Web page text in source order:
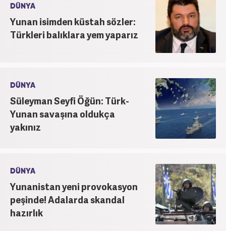
DÜNYA
Yunan isimden küstah sözler:
Türkleri balıklara yem yaparız
DÜNYA
Süleyman Seyfi Öğün: Türk-
Yunan savaşına oldukça
yakınız
DÜNYA
Yunanistan yeni provokasyon
peşinde! Adalarda skandal
hazırlık